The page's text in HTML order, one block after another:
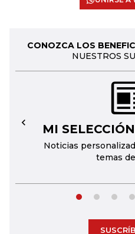
CONOZCA LOS
NUESTROS
MI
Noticias
temas
←